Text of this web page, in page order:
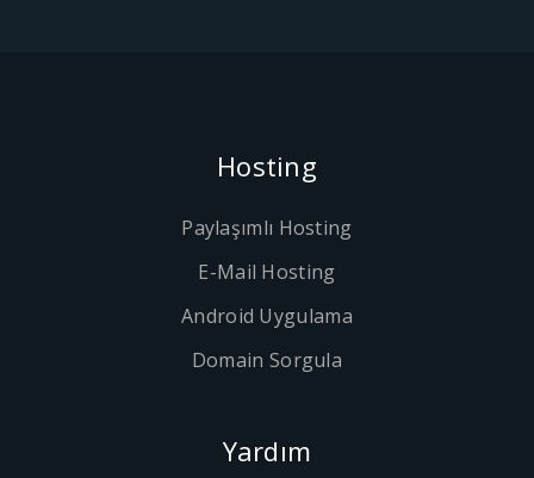
Hosting
Paylaşımlı Hosting
E-Mail Hosting
Android Uygulama
Domain Sorgula
Yardım